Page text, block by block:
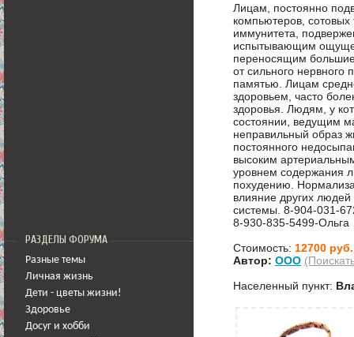
РАЗДЕЛЫ ФОРУМА
Разные темы
Личная жизнь
Дети - цветы жизни!
Здоровье
Досуг и хобби
Лицам, постоянно
компьютеров,
иммунитета,
испытывающим
переносящим
от сильного
памятью. Лицам
здоровьем, часто
здоровья. Людям, у
состоянии, ведущим
неправильный образ
постоянного
высоким
уровнем содержания
похудению.
влияние других
системы. 8-904-031-
8-930-835-5499-Ольга
Стоимость: 12700 руб.
Автор: OOO
Населенный пункт: